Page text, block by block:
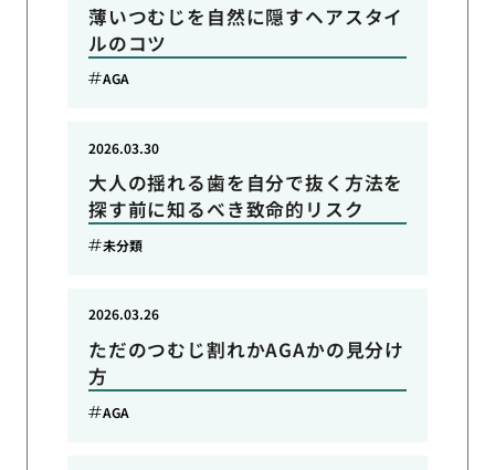
薄いつむじを自然に隠すヘアスタイ
ルのコツ
AGA
大人の揺れる歯を自分で抜く方法を
探す前に知るべき致命的リスク
2026.03.30
未分類
ただのつむじ割れかAGAかの見分け
方
2026.03.26
AGA